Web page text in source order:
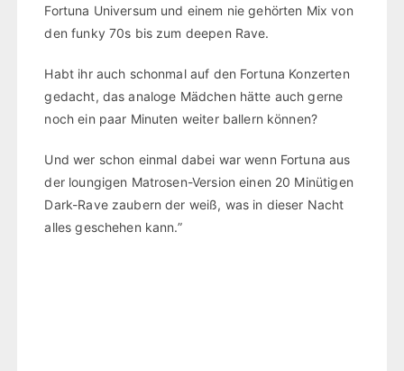
Fortuna Universum und einem nie gehörten Mix von
den funky 70s bis zum deepen Rave.
Habt ihr auch schonmal auf den Fortuna Konzerten
gedacht, das analoge Mädchen hätte auch gerne
noch ein paar Minuten weiter ballern können?
Und wer schon einmal dabei war wenn Fortuna aus
der loungigen Matrosen-Version einen 20 Minütigen
Dark-Rave zaubern der weiß, was in dieser Nacht
alles geschehen kann.”